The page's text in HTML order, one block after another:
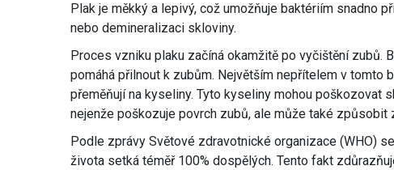
Plak je měkký a lepivý, což umožňuje baktériím snadno
nebo demineralizaci skloviny.
Proces vzniku plaku začíná okamžitě po vyčištění zubů.
pomáhá přilnout k zubům. Největším nepřítelem v tomto
přeměňují na kyseliny. Tyto kyseliny mohou poškozovat
nejenže poškozuje povrch zubů, ale může také způsobit
Podle zprávy Světové zdravotnické organizace (WHO)
života setká téměř 100% dospělých. Tento fakt